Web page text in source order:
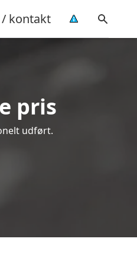
kontakt
pris
udført.